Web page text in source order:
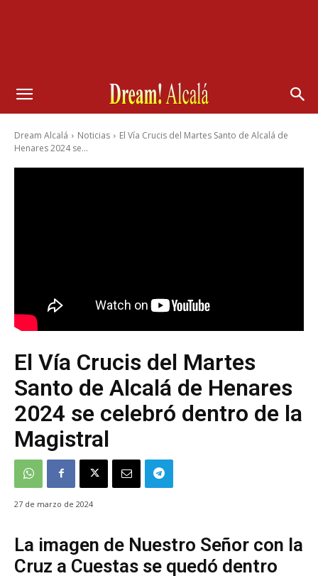
Dream Alcalá Noticias
El Vía Crucis del Martes Santo de Alcalá de
Henares 2024 se...
El Vía Crucis del Martes
Santo de Alcalá de Henares
2024 se celebró dentro de la
Magistral
27 de marzo de 2024
La imagen de Nuestro Señor con la
Cruz a Cuestas se quedó dentro